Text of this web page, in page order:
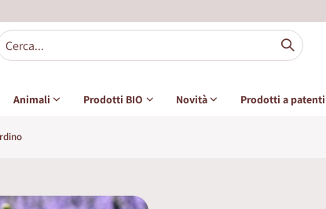
Animali Prodotti BIO Novità Prodotti a